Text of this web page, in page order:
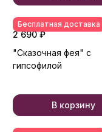
Бесплатная доставка
2 690 ₽
"Сказочная фея" с
гипсофилой
В корзину